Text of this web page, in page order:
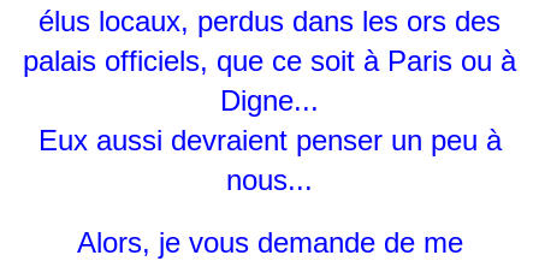
élus locaux, perdus dans les ors des
palais officiels, que ce soit à Paris ou à
Digne...
Eux aussi devraient penser un peu à
nous...
Alors, je vous demande de me